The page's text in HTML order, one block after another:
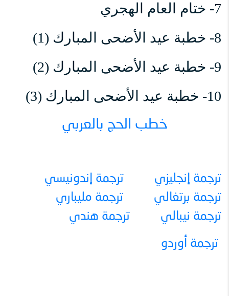
7- ختام العام الهجري
8- خطبة عيد الأضحى المبارك (1)
9- خطبة عيد الأضحى المبارك (2)
10- خطبة عيد الأضحى المبارك (3)
خطب الحج بالعربي
ترجمة إنجليزي
ترجمة إندونيسي
ترجمة برتغالي
ترجمة مليباري
ترجمة نيبالي
ترجمة هندي
ترجمة أوردو